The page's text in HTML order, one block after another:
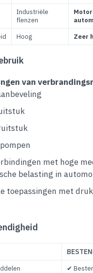
Industriële
flenzen
Hoog Zeer
van
met hoge
belasting in
toepassingen met
✔